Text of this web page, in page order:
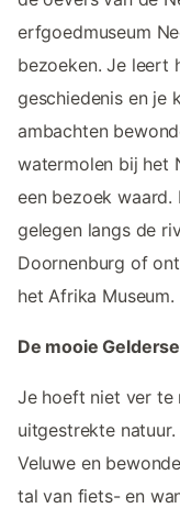
erfgoedmuseum
bezoeken. Je leert
geschiedenis en je
ambachten
watermolen bij het
een bezoek waard.
gelegen langs de
Doornenburg of
het Afrika Museum.
De mooie
Je hoeft niet ver te
uitgestrekte
Veluwe en
tal van fiets- en